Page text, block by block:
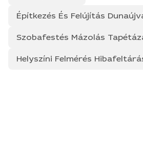
Építkezés És Felújítás
Szobafestés Mázolás
Helyszíni Felmérés